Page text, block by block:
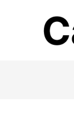
überspringen